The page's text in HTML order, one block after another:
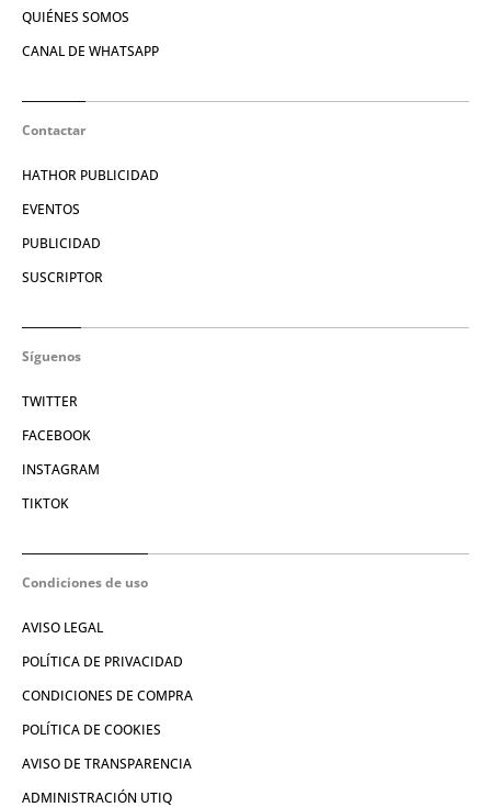
QUIÉNES SOMOS
CANAL DE WHATSAPP
Contactar
HATHOR PUBLICIDAD
EVENTOS
PUBLICIDAD
SUSCRIPTOR
Síguenos
TWITTER
FACEBOOK
INSTAGRAM
TIKTOK
Condiciones de uso
AVISO LEGAL
POLÍTICA DE PRIVACIDAD
CONDICIONES DE COMPRA
POLÍTICA DE COOKIES
AVISO DE TRANSPARENCIA
ADMINISTRACIÓN UTIQ